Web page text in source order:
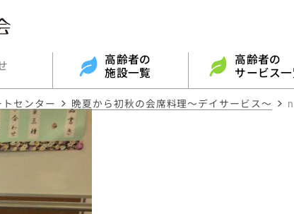
高齢者の
施設一覧
高齢者の
サービス
センター 晩夏から初秋の会席料理～デイサービス～